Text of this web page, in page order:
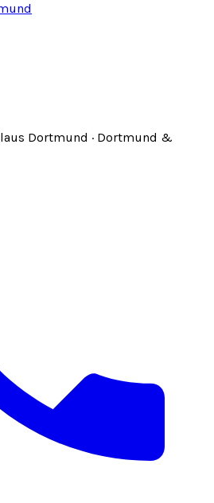
Dortmund · Dortmund &